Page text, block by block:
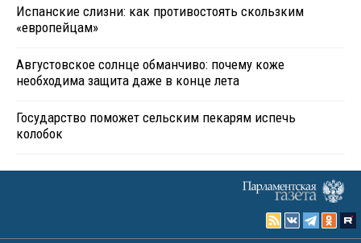
Испанские слизни: как противостоять скользким
«европейцам»
Августовское солнце обманчиво: почему коже
необходима защита даже в конце лета
Государство поможет сельским пекарям испечь
колобок